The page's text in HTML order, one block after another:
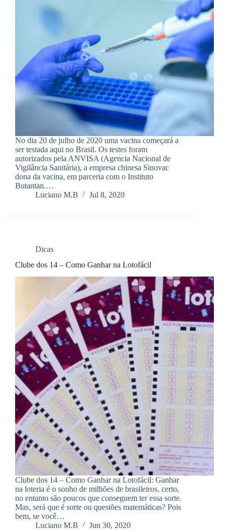
No dia 20 de julho de 2020 uma vacina começará a
ser testada aqui no Brasil. Os testes foram
autorizados pela ANVISA (Agencia Nacional de
Vigilância Sanitária), a empresa chinesa Sinovac
dona da vacina, em parceria com o Instituto
Butantan.…
Luciano M.B
Jul 8, 2020
Dicas
Clube dos 14 – Como Ganhar na Lotofácil
Clube dos 14 – Como Ganhar na Lotofácil: Ganhar
na loteria é o sonho de milhões de brasileiros, certo,
no entanto são poucos que conseguem ter essa sorte.
Mas, será que é sorte ou questões matemáticas? Pois
bem, se você…
Luciano M.B
Jun 30, 2020